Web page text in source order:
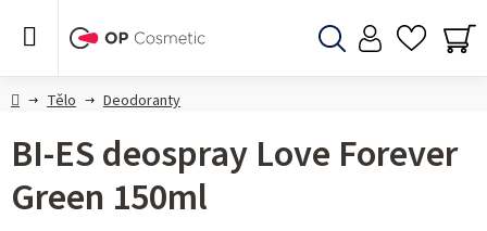
DomůTělo Deodoranty
BI-ES deospray Love Forever
Green 150ml